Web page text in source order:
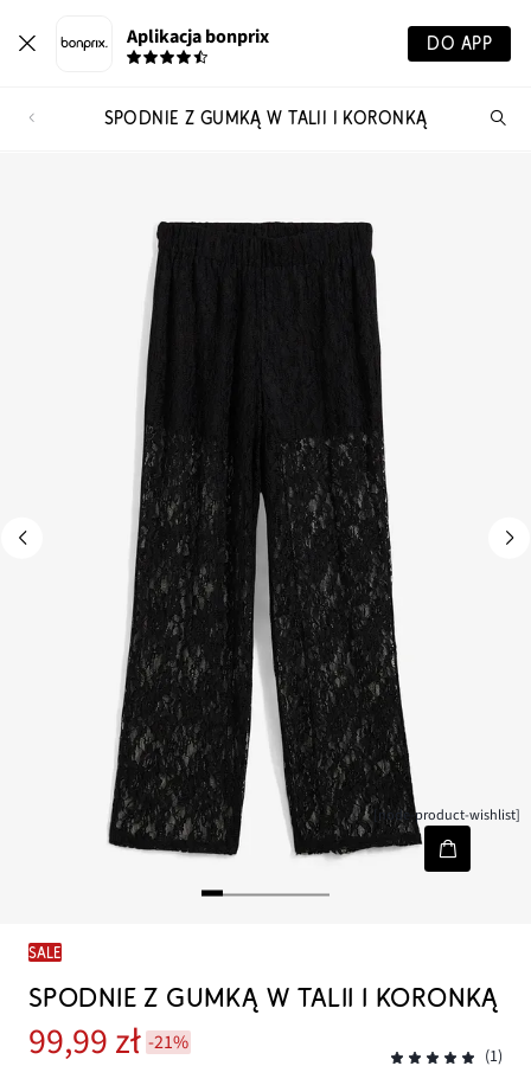
Aplikacja bonprix DO APP
SPODNIE Z GUMKĄ W TALII I KORONKĄ
[node-product-wishlist]
SALE
SPODNIE Z GUMKĄ W TALII I KORONKĄ
99,99 zł -21%
(1)